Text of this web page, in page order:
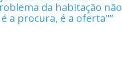
da habitação não
é a procura, é a oferta"